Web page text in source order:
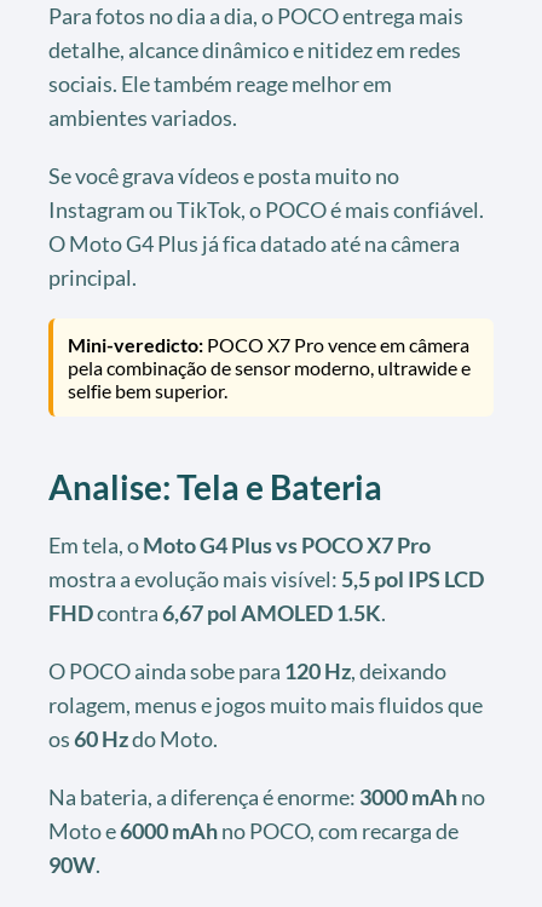
Para fotos no dia a dia, o POCO entrega mais
detalhe, alcance dinâmico e nitidez em redes
sociais. Ele também reage melhor em
ambientes variados.
Se você grava vídeos e posta muito no
Instagram ou TikTok, o POCO é mais confiável.
O Moto G4 Plus já fica datado até na câmera
principal.
Mini-veredicto: POCO X7 Pro vence em câmera
pela combinação de sensor moderno, ultrawide e
selfie bem superior.
Analise: Tela e Bateria
Em tela, oMoto G4 Plus vs POCO X7 Pro
mostra a evolução mais visível: 5,5 pol IPS LCD
FHDcontra6,67 pol AMOLED 1.5K.
O POCO ainda sobe para 120 Hz, deixando
rolagem, menus e jogos muito mais fluidos que
os60 Hzdo Moto.
Na bateria, a diferença é enorme: 3000 mAhno
Moto e6000 mAhno POCO, com recarga de
90W.